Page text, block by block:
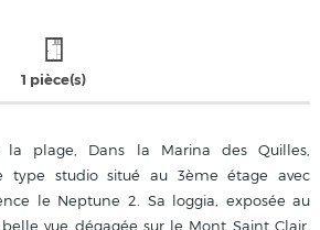
1 pièce(s)
plage, Dans la Marina des Quilles,
type studio situé au 3ème étage avec
le Neptune 2. Sa loggia, exposée au
vue dégagée sur le Mont Saint Clair.